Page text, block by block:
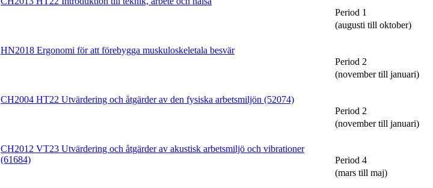
Period 1
(augusti till oktober)
HN2018 Ergonomi för att förebygga muskuloskeletala besvär
Period 2
(november till januari)
CH2004 HT22 Utvärdering och åtgärder av den fysiska arbetsmiljön (52074)
Period 2
(november till januari)
CH2012 VT23 Utvärdering och åtgärder av akustisk arbetsmiljö och vibrationer
(61684)
Period 4
(mars till maj)